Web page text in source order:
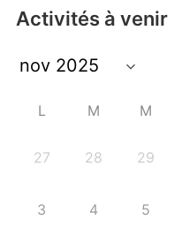
Activités à venir
L M M
27 28 29
3 4 5